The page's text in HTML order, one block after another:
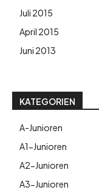
Juli 2015
April 2015
Juni 2013
KATEGORIEN
A-Junioren
A1-Junioren
A2-Junioren
A3-Junioren